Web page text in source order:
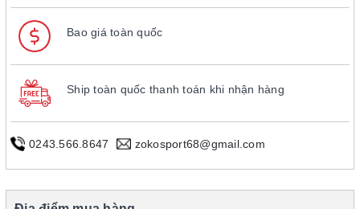
Bao giá toàn quốc
Ship toàn quốc thanh toán khi nhận hàng
0243.566.8647 zokosport68@gmail.com